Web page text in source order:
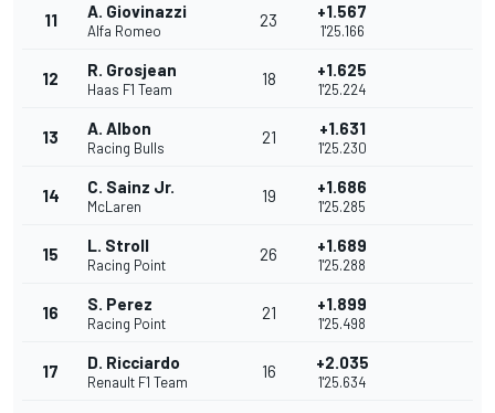
11 A. Giovinazzi
Alfa Romeo
23 +1.567
1'25.166
12 R. Grosjean
Haas F1 Team
18 +1.625
1'25.224
13 A. Albon
Racing Bulls
21 +1.631
1'25.230
14 C. Sainz Jr.
McLaren
19 +1.686
1'25.285
15 L. Stroll
Racing Point
26 +1.689
1'25.288
16 S. Perez
Racing Point
21 +1.899
1'25.498
17 D. Ricciardo
Renault F1 Team
16 +2.035
1'25.634